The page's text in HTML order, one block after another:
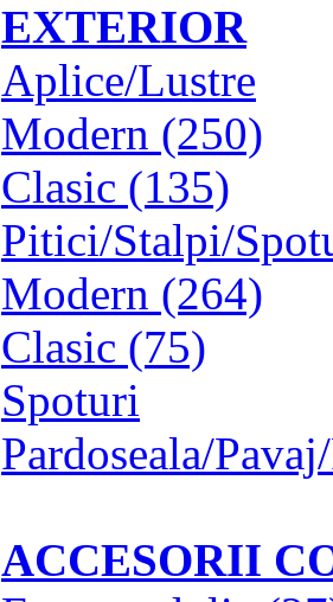
EXTERIOR
Aplice/Lustre
Modern (250)
Clasic (135)
Pitici/Stalpi/
Modern (264)
Clasic (75)
Spoturi
Pardoseala/
ACCESORII